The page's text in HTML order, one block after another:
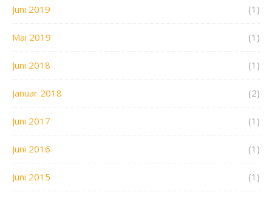
Juni 2019 (1)
Mai 2019 (1)
Juni 2018 (1)
Januar 2018 (2)
Juni 2017 (1)
Juni 2016 (1)
Juni 2015 (1)